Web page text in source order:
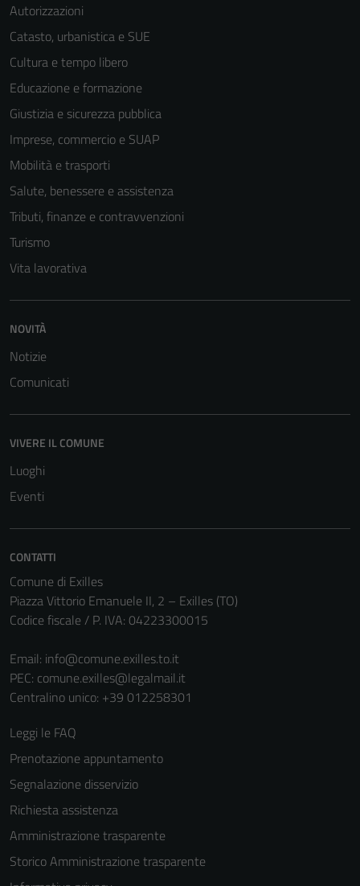
Autorizzazioni
Catasto, urbanistica e SUE
Cultura e tempo libero
Educazione e formazione
Giustizia e sicurezza pubblica
Imprese, commercio e SUAP
Mobilità e trasporti
Salute, benessere e assistenza
Tributi, finanze e contravvenzioni
Turismo
Vita lavorativa
NOVITÀ
Notizie
Comunicati
VIVERE IL COMUNE
Luoghi
Eventi
CONTATTI
Comune di Exilles
Piazza Vittorio Emanuele II, 2 – Exilles (TO)
Codice fiscale / P. IVA: 04223300015
Email: info@comune.exilles.to.it
PEC: comune.exilles@legalmail.it
Centralino unico: +39 012258301
Leggi le FAQ
Prenotazione appuntamento
Segnalazione disservizio
Richiesta assistenza
Amministrazione trasparente
Storico Amministrazione trasparente